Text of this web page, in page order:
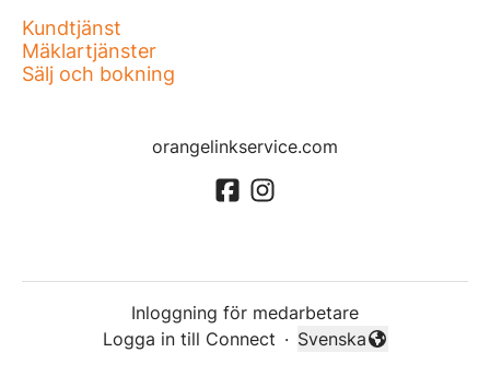
Kundtjänst
Mäklartjänster
Sälj och bokning
orangelinkservice.com
Inloggning för medarbetare
Logga in till Connect ·
Byt språk
Svenska